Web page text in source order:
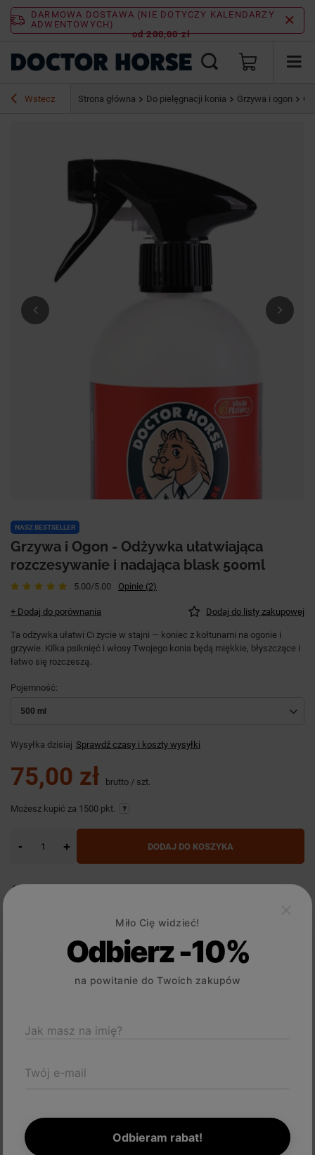
DARMOWA DOSTAWA (NIE DOTYCZY KALENDARZY
ADWENTOWYCH)
od 200,00 zł
Wstecz Strona główna Do pielęgnacji konia Grzywa i ogon
NASZ BESTSELLER
Grzywa i Ogon - Odżywka ułatwiająca
rozczesywanie i nadająca blask 500ml
5.00/5.00 Opinie (2)
+ Dodaj do porównania Dodaj do listy zakupowej
Ta odżywka ułatwi Ci życie w stajni — koniec z kołtunami na ogonie i
grzywie. Kilka psiknięć i włosy Twojego konia będą miękkie, błyszczące i
łatwo się rozczeszą.
Pojemność
500 ml
Wysyłka dzisiaj Sprawdź czasy i koszty wysyłki
75,00 zł brutto / szt.
Możesz kupić za 1500 pkt.
- + DODAJ DO KOSZYKA
SZCZEGÓŁOWE INFORMACJE
OPINIE
Miło Cię widzieć!
Odbierz -10%
na powitanie do Twoich zakupów
Jak masz na imię?
Twój e-mail
Odbieram rabat!